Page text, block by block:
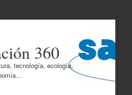
360
tecnología, ecología,